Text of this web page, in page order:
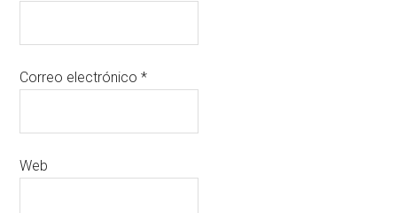
Correo electrónico*
Web